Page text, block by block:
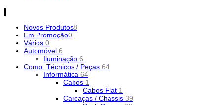
Novos Produtos8
Em Promoção0
Vários 0
Automóvel 6
Iluminação 6
Comp. Técnicos / Peças 64
Informática 64
Cabos 1
Cabos Flat 1
Carcaças / Chassis 39